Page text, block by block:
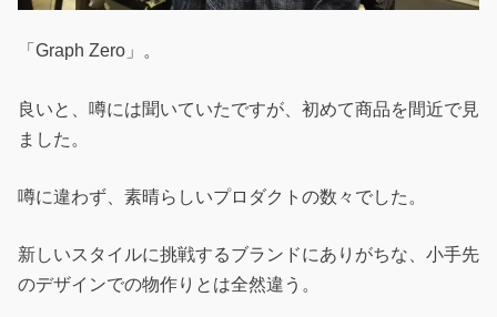
「Graph Zero」。
良いと、噂には聞いていたですが、初めて商品を間近で見
ました。
噂に違わず、素晴らしいプロダクトの数々でした。
新しいスタイルに挑戦するブランドにありがちな、小手先
のデザインでの物作りとは全然違う。